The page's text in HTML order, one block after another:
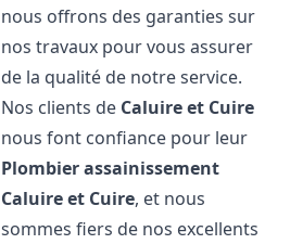
nous offrons des garanties sur
nos travaux pour vous assurer
de la qualité de notre service.
Nos clients de Caluire et Cuire
nous font confiance pour leur
Plombier assainissement
Caluire et Cuire, et nous
sommes fiers de nos excellents